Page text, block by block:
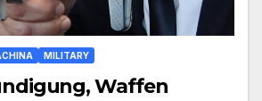
MILITARY
Waffen